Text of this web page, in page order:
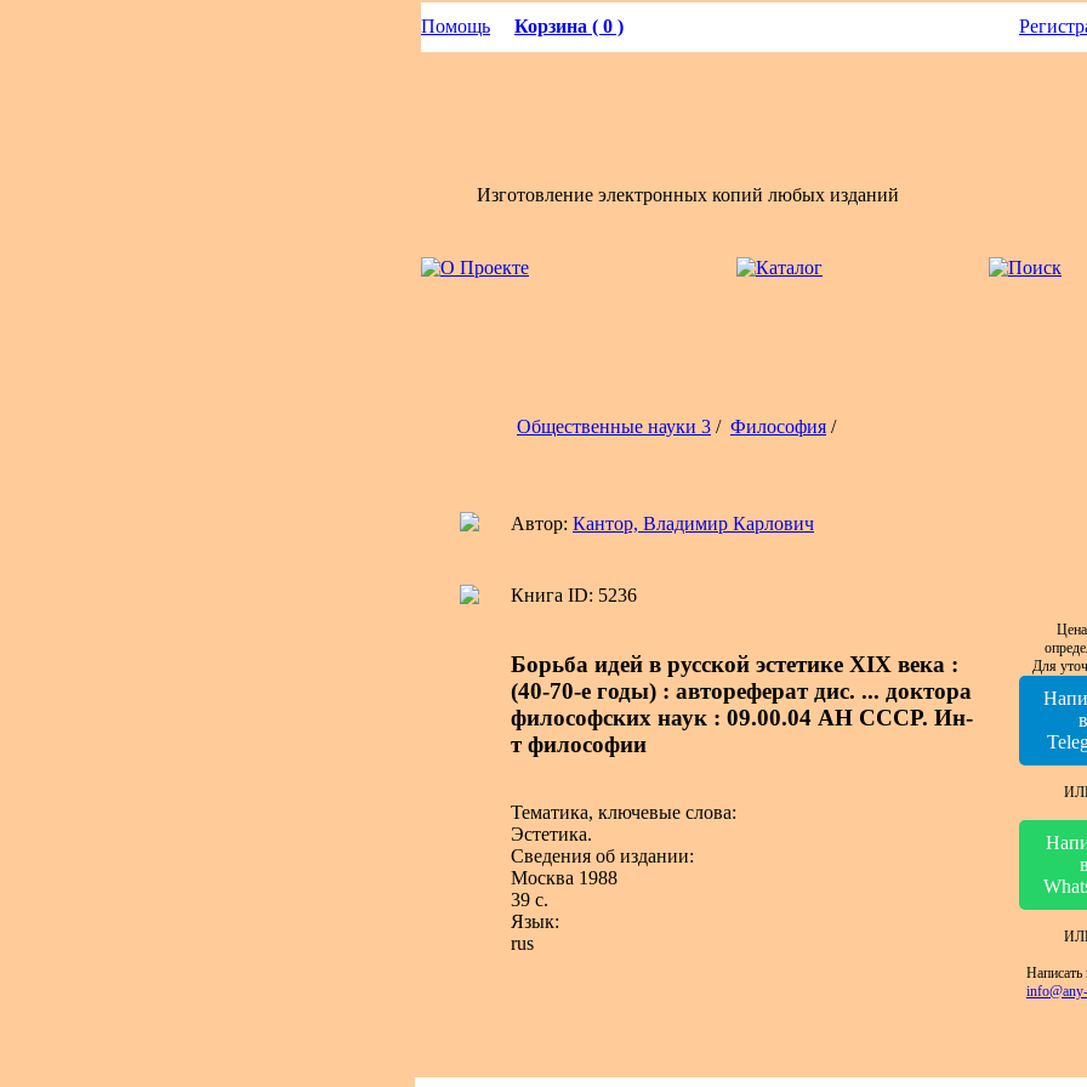
Помощь Корзина ( 0 )
Изготовление электронных копий любых изданий
Общественные науки 3 / Философия /
Автор: Кантор, Владимир Карлович
Книга ID: 5236
Борьба идей в русской эстетике XIX века :
(40-70-е годы) : автореферат дис. ... доктора
философских наук : 09.00.04 АН СССР. Ин-
т философии
Тематика, ключевые слова:
Эстетика.
Сведения об издании:
Москва 1988
39 с.
Язык:
rus
Для
в
в
Написать